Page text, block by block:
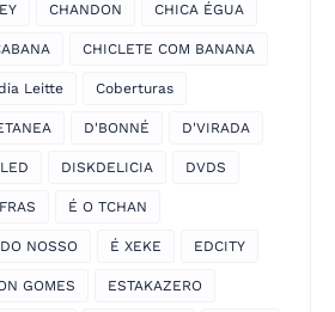
CHANDON CHICA ÉGUA
CHICLETE COM BANANA
Leitte Coberturas
D'BONNÉ D'VIRADA
DISKDELICIA DVDS
É O TCHAN
NOSSO É XEKE EDCITY
GOMES ESTAKAZERO